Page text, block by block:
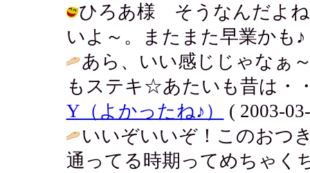
ひろあ様 そうなんだよ
いよ～。またまた早業かも♪
あら、いい感じじゃなぁ
もステキ☆あたいも昔は・
Y（よかったね♪）
( 2003-
いいぞいいぞ！このおつ
通ってる時期ってめちゃ